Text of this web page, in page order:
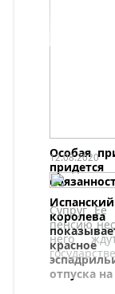
Особая
Супруг
пенсию
него
12.08.2020
отпуска